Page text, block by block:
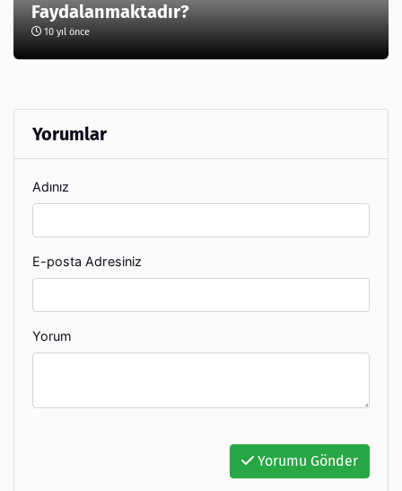
Faydalanmaktadır?
10 yıl önce
Yorumlar
Adınız
E-posta Adresiniz
Yorum
Yorumu Gönder